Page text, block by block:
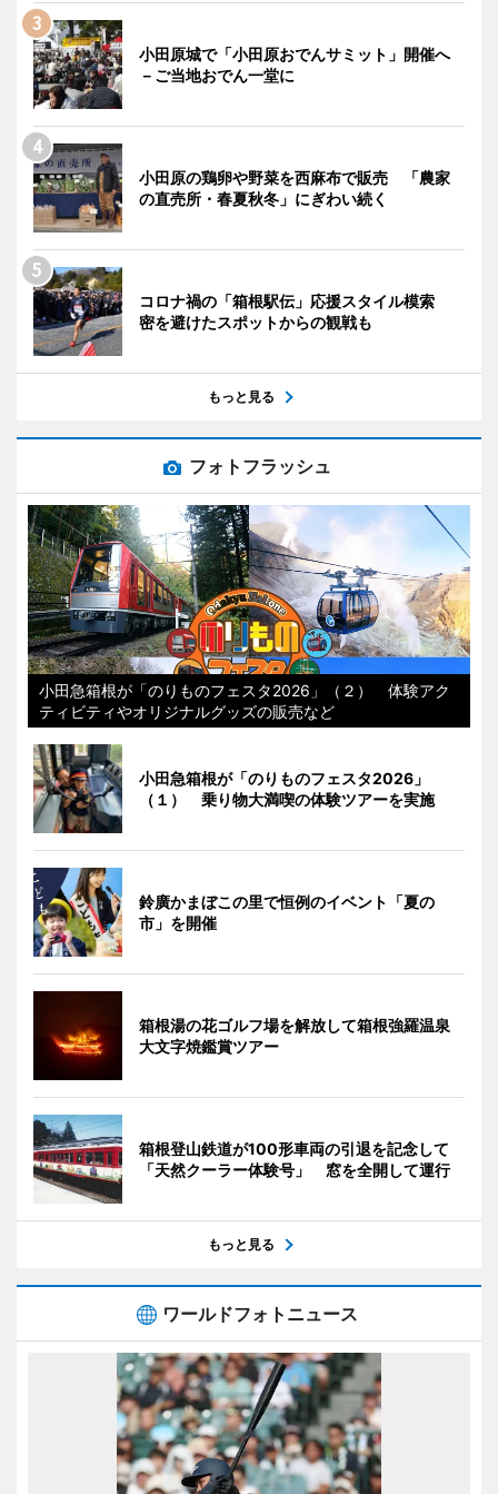
小田原城で「小田原おでんサミット」開催へ
－ご当地おでん一堂に
小田原の鶏卵や野菜を西麻布で販売 「農家
の直売所・春夏秋冬」にぎわい続く
コロナ禍の「箱根駅伝」応援スタイル模索
密を避けたスポットからの観戦も
もっと見る
フォトフラッシュ
小田急箱根が「のりものフェスタ2026」（２） 体験アク
ティビティやオリジナルグッズの販売など
小田急箱根が「のりものフェスタ2026」
（１） 乗り物大満喫の体験ツアーを実施
鈴廣かまぼこの里で恒例のイベント「夏の
市」を開催
箱根湯の花ゴルフ場を解放して箱根強羅温泉
大文字焼鑑賞ツアー
箱根登山鉄道が100形車両の引退を記念して
「天然クーラー体験号」 窓を全開して運行
もっと見る
ワールドフォトニュース